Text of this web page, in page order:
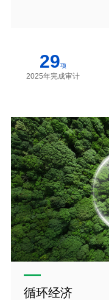
29项
2025年完成审计
循环经济